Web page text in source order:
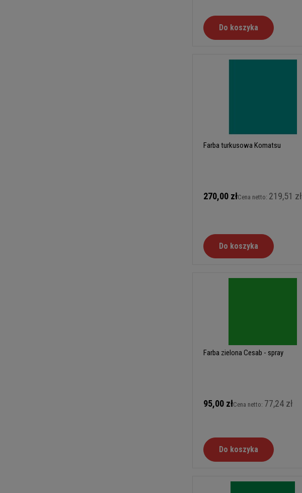
Do koszyka
Farba turkusowa Komatsu
270,00 złCena netto: 219,51 zł
Do koszyka
Farba zielona Cesab - spray
95,00 złCena netto: 77,24 zł
Do koszyka